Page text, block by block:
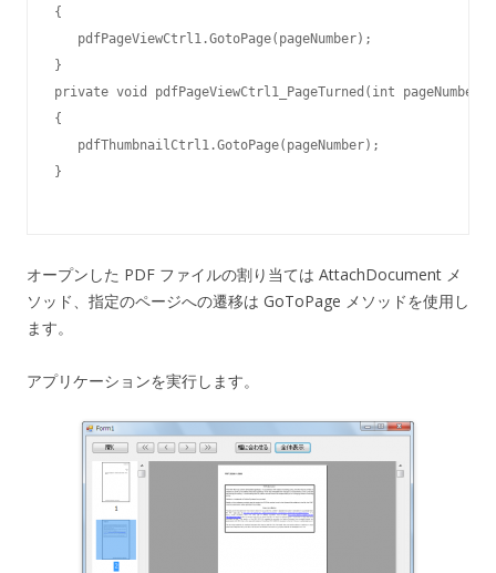
{
   pdfPageViewCtrl1.GotoPage(pageNumber);
}
private void pdfPageViewCtrl1_PageTurned(int pageNumber)
{
   pdfThumbnailCtrl1.GotoPage(pageNumber);
}
オープンした PDF ファイルの割り当ては AttachDocument メ
ソッド、指定のページへの遷移は GoToPage メソッドを使用し
ます。
アプリケーションを実行します。